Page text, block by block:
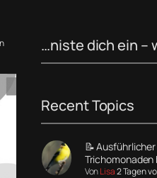
…niste dich ein –
Recent Topics
📝
Trichomonaden
VonLisa2 Tagen